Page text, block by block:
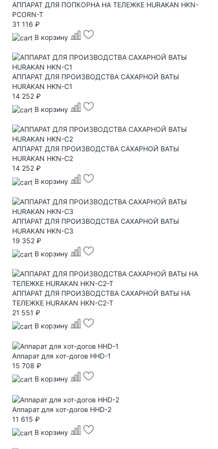
АППАРАТ ДЛЯ ПОПКОРНА НА ТЕЛЕЖКЕ HURAKAN HKN-
PCORN-T
31 116 ₽
В корзину
АППАРАТ ДЛЯ ПРОИЗВОДСТВА САХАРНОЙ ВАТЫ
HURAKAN HKN-C1
14 252 ₽
В корзину
АППАРАТ ДЛЯ ПРОИЗВОДСТВА САХАРНОЙ ВАТЫ
HURAKAN HKN-C2
14 252 ₽
В корзину
АППАРАТ ДЛЯ ПРОИЗВОДСТВА САХАРНОЙ ВАТЫ
HURAKAN HKN-C3
19 352 ₽
В корзину
АППАРАТ ДЛЯ ПРОИЗВОДСТВА САХАРНОЙ ВАТЫ НА
ТЕЛЕЖКЕ HURAKAN HKN-C2-T
21 551 ₽
В корзину
Аппарат для хот-догов HHD-1
15 708 ₽
В корзину
Аппарат для хот-догов HHD-2
11 615 ₽
В корзину